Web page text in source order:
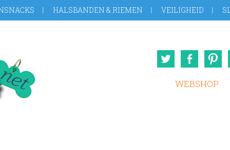
HALSBANDEN & RIEMEN VEILIGHEID
Twitter
WEBSHOP